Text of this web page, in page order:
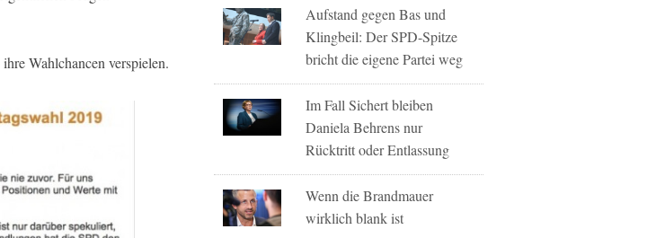
Wahlchancen verspielen.
Aufstand gegen Bas und
Klingbeil: Der SPD-Spitze
bricht die eigene Partei weg
Im Fall Sichert bleiben
Daniela Behrens nur
Rücktritt oder Entlassung
Wenn die Brandmauer
wirklich blank ist